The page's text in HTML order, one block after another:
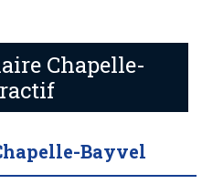
Chapelle-
Bayvel